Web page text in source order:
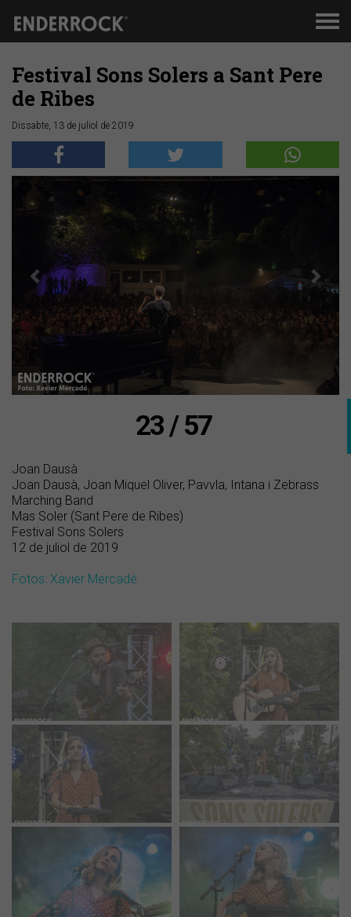
Festival Sons Solers a Sant Pere
de Ribes
Dissabte, 13 de juliol de 2019
Anterior
23 / 57
Joan Dausà
Joan Dausà, Joan Miquel Oliver, Pavvla, Intana i Zebrass
Marching Band
Mas Soler (Sant Pere de Ribes)
Festival Sons Solers
12 de juliol de 2019
Fotos: Xavier Mercadé